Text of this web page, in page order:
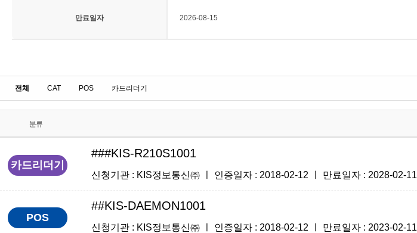
만료일자 2026-08-15
전체 CAT POS 카드리더기
분류
카드리더기
###KIS-R210S1001
신청기관 : KIS정보통신㈜ ㅣ 인증일자 : 2018-02-12 ㅣ 만료일자 : 2028-02-11
POS
##KIS-DAEMON1001
신청기관 : KIS정보통신㈜ ㅣ 인증일자 : 2018-02-12 ㅣ 만료일자 : 2023-02-11